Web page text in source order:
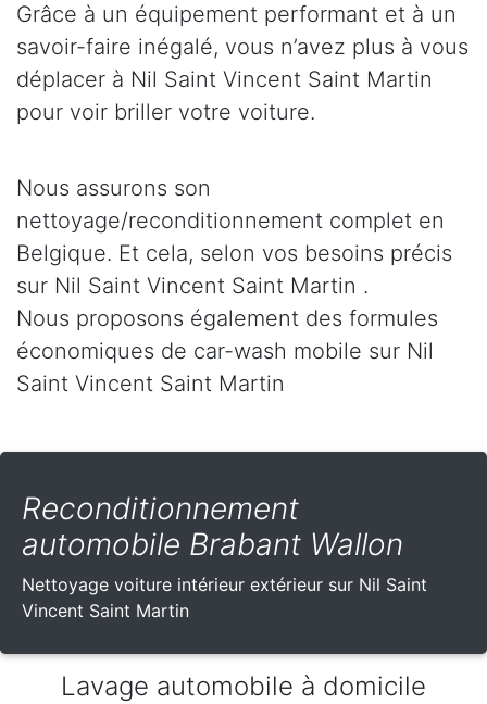
Grâce à un équipement performant et à un
savoir-faire inégalé, vous n’avez plus à vous
déplacer à Nil Saint Vincent Saint Martin
pour voir briller votre voiture.
Nous assurons son
nettoyage/reconditionnement complet en
Belgique. Et cela, selon vos besoins précis
sur Nil Saint Vincent Saint Martin .
Nous proposons également des formules
économiques de car-wash mobile sur Nil
Saint Vincent Saint Martin
Reconditionnement
automobile Brabant Wallon
Nettoyage voiture intérieur extérieur sur Nil Saint
Vincent Saint Martin
Lavage automobile à domicile